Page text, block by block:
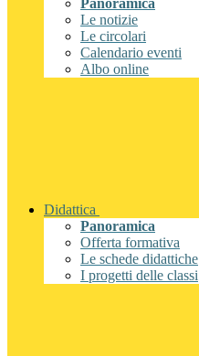
Panoramica
Le notizie
Le circolari
Calendario eventi
Albo online
Didattica
Panoramica
Offerta formativa
Le schede didattiche
I progetti delle classi